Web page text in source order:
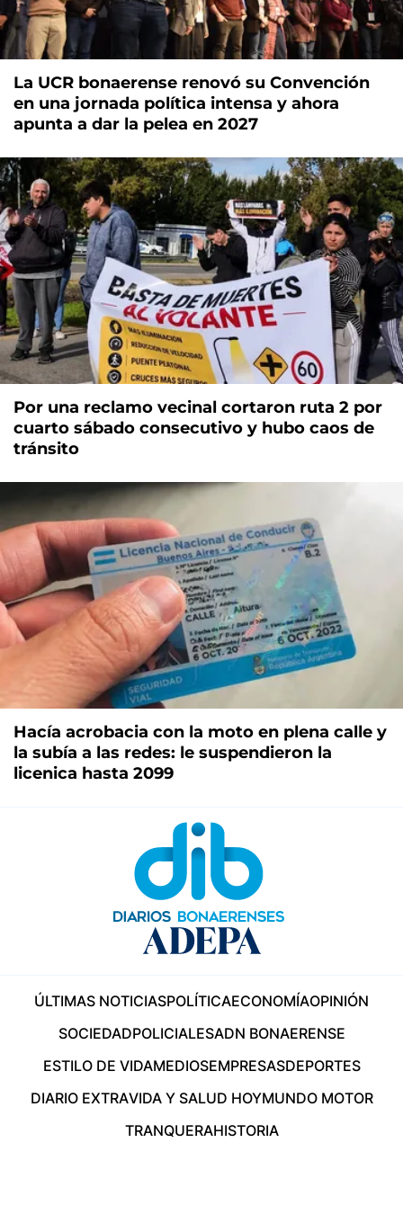
La UCR bonaerense renovó su Convención
en una jornada política intensa y ahora
apunta a dar la pelea en 2027
Por una reclamo vecinal cortaron ruta 2 por
cuarto sábado consecutivo y hubo caos de
tránsito
Hacía acrobacia con la moto en plena calle y
la subía a las redes: le suspendieron la
licenica hasta 2099
ÚLTIMAS NOTICIASPOLÍTICAECONOMÍAOPINIÓN
SOCIEDADPOLICIALESADN BONAERENSE
ESTILO DE VIDAMEDIOSEMPRESASDEPORTES
DIARIO EXTRAVIDA Y SALUD HOYMUNDO MOTOR
TRANQUERAHISTORIA